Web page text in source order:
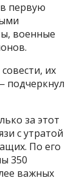
первую
военные
их
подчеркнул
за этот
с утратой
По его
350
важных